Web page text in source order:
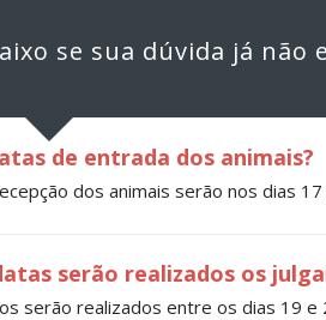
se sua dúvida já
de entrada dos animais?
dos animais serão nos dias
serão realizados os
serão realizados entre os dias 19 e